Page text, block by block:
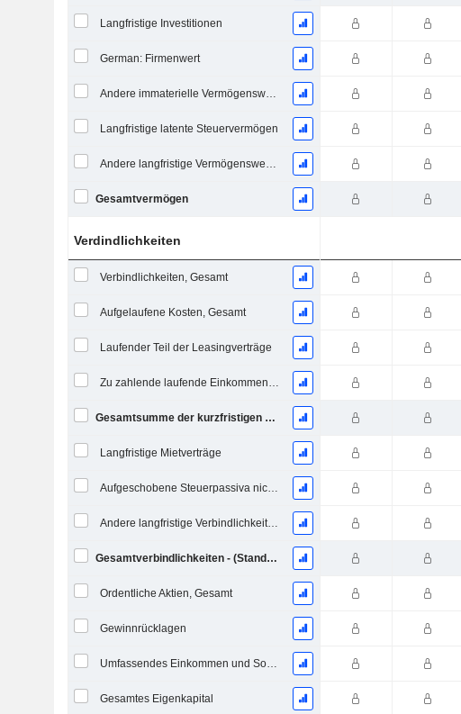
Langfristige Investitionen
German: Firmenwert
Andere immaterielle Vermögenswerte, Gesamt
Langfristige latente Steuervermögen
Andere langfristige Vermögenswerte, Gesamt
Gesamtvermögen
Verdindlichkeiten
Verbindlichkeiten, Gesamt
Aufgelaufene Kosten, Gesamt
Laufender Teil der Leasingverträge
Zu zahlende laufende Einkommensteuern
Gesamtsumme der kurzfristigen Verbindlichkeiten
Langfristige Mietverträge
Aufgeschobene Steuerpassiva nicht aktuell
Andere langfristige Verbindlichkeiten
Gesamtverbindlichkeiten - (Standard / Utility Vorlage)
Ordentliche Aktien, Gesamt
Gewinnrücklagen
Umfassendes Einkommen und Sonstiges
Gesamtes Eigenkapital